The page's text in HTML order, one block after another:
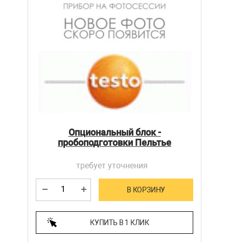
Опциональный блок -
пробоподготовки Пельтье
требует уточнения
В КОРЗИНУ
КУПИТЬ В 1 КЛИК